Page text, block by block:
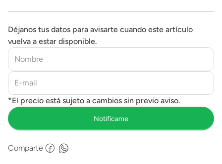
Déjanos tus datos para avisarte cuando este artículo
vuelva a estar disponible.
Comparte